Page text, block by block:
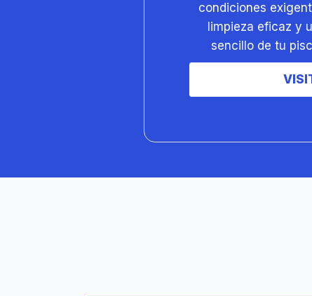
condiciones
limpieza eficaz y
sencillo de tu